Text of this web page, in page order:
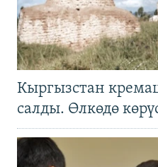
Кыргызстан
салды. Өлкөдө